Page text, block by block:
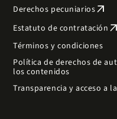
Derechos pecuniariosarrow_outward
Estatuto de contratación arrow_outward
Términos y condiciones
Política de derechos de
los contenidos
Transparencia y acceso a